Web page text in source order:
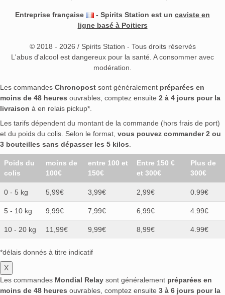
Entreprise française - Spirits Station est un caviste en
ligne basé à Poitiers
© 2018 - 2026 / Spirits Station - Tous droits réservés
L'abus d'alcool est dangereux pour la santé. A consommer avec
modération.
Les commandes Chronopost sont généralement préparées en
moins de 48 heures ouvrables, comptez ensuite 2 à 4 jours pour la
livraison à en relais pickup*.
Les tarifs dépendent du montant de la commande (hors frais de port)
et du poids du colis. Selon le format, vous pouvez commander 2 ou
3 bouteilles sans dépasser les 5 kilos
Poids du
colis
moins de
100€
entre 100 et
150€
Entre 150 €
et 300€
Plus de
300€
0 - 5 kg 5,99€ 3,99€ 2,99€ 0.99€
5 - 10 kg 9,99€ 7,99€ 6,99€ 4.99€
10 - 20 kg 11,99€ 9,99€ 8,99€ 4.99€
*délais donnés à titre indicatif
X
Les commandes Mondial Relay sont généralement préparées en
moins de 48 heures ouvrables, comptez ensuite 3 à 6 jours pour la